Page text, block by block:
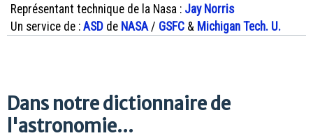
Représentant technique de la Nasa : Jay Norris
Un service de : ASD de NASA/ GSFC & Michigan Tech. U.
Dans notre dictionnaire de
l'astronomie...